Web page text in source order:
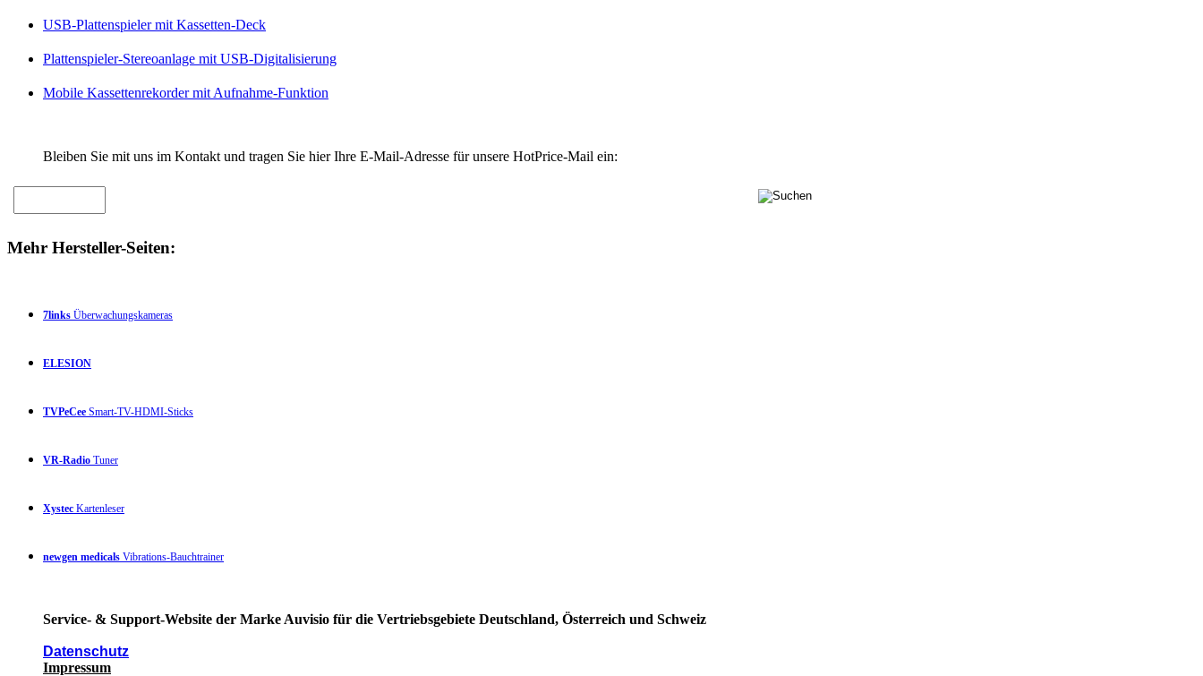
USB-Plattenspieler mit Kassetten-Deck
Plattenspieler-Stereoanlage mit USB-Digitalisierung
Mobile Kassettenrekorder mit Aufnahme-Funktion
Bleiben Sie mit uns im Kontakt und tragen Sie hier Ihre E-Mail-Adresse für unsere HotPrice-Mail ein:
Mehr Hersteller-Seiten:
7links Überwachungskameras
ELESION
TVPeCee Smart-TV-HDMI-Sticks
VR-Radio Tuner
Xystec Kartenleser
newgen medicals Vibrations-Bauchtrainer
Service- & Support-Website der Marke Auvisio für die Vertriebsgebiete Deutschland, Österreich und Schweiz
Datenschutz
Impressum